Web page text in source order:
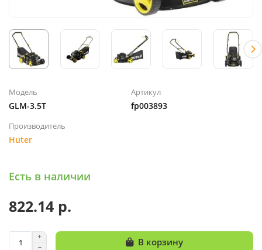
Модель
GLM-3.5T
Артикул
fp003893
Производитель
Huter
Есть в наличии
822.14 р.
В корзину